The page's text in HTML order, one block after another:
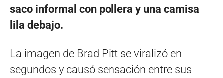
saco informal con pollera y una camisa
lila debajo.
La imagen de Brad Pitt se viralizó en
segundos y causó sensación entre sus